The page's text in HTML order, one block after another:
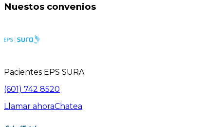
Nuestos convenios
Pacientes EPS SURA
(601) 742 8520
Llamar ahoraChatea